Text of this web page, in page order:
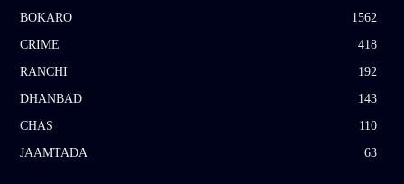
BOKARO
1562
CRIME
418
RANCHI
192
DHANBAD
143
CHAS
110
JAAMTADA
63